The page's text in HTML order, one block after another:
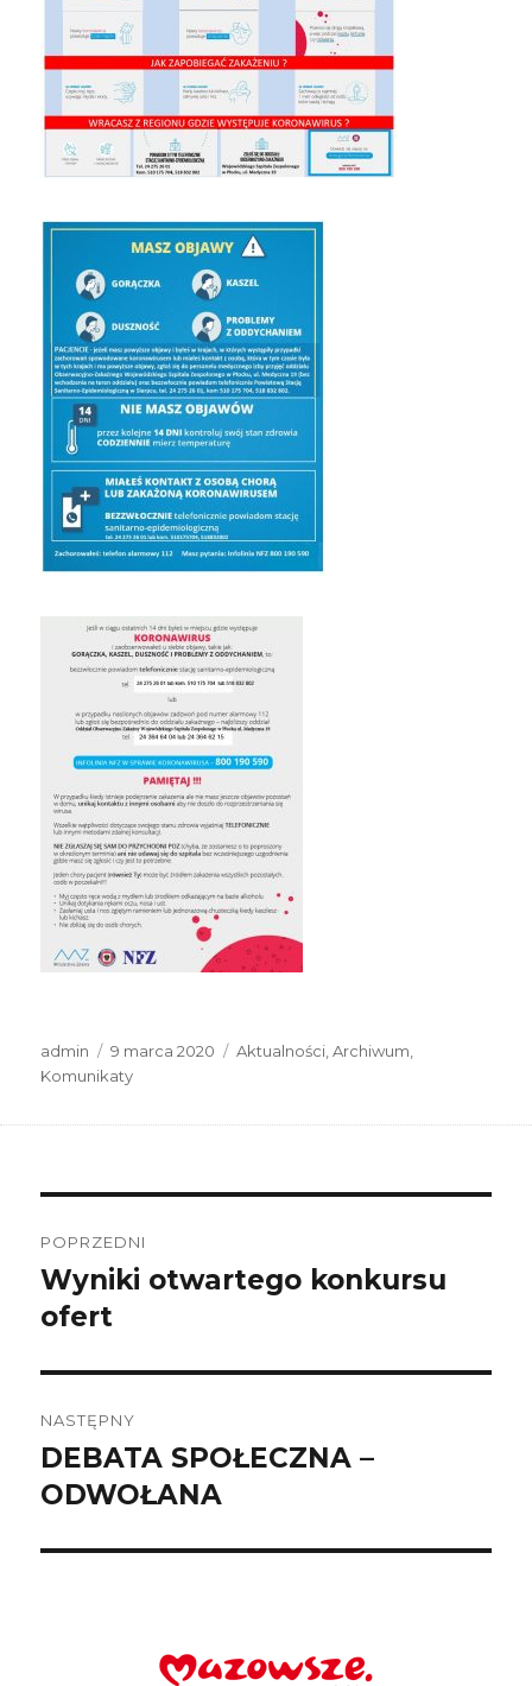
Autor
admin
Data
publikacji
9 marca 2020 Kategorie
Aktualności ,Archiwum
Komunikaty
wpisu
POPRZEDNI
Poprzedni
wpis:
Wyniki otwartego konkursu
ofert
NASTĘPNY
Następny
wpis:
DEBATA SPOŁECZNA –
ODWOŁANA